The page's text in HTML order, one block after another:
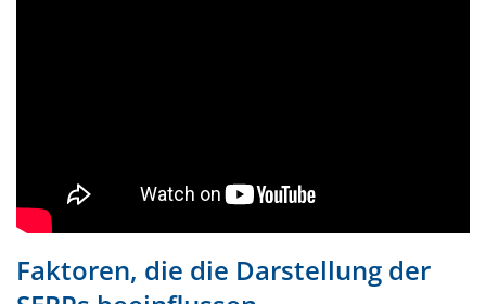
Faktoren, die die Darstellung der